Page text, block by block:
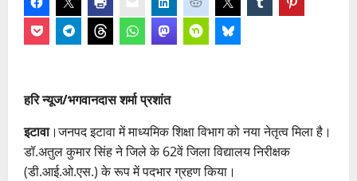
हरि न्यूज/भगवानदास शर्मा प्रशांत
इटावा।जनपद इटावा में माध्यमिक शिक्षा विभाग को नया नेतृत्व मिला है।
डॉ.अतुल कुमार सिंह ने जिले के 62वें जिला विद्यालय निरीक्षक
(डी.आई.ओ.एस.) के रूप में पदभार ग्रहण किया।